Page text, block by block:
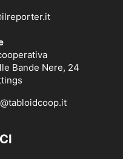
Bande Nere, 24